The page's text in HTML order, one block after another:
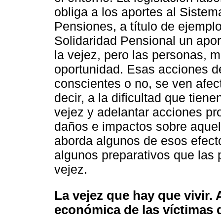
obliga a los aportes al
Pensiones, a título de
Solidaridad Pensional un
la vejez, pero las personas,
oportunidad. Esas acciones
conscientes o no, se ven
decir, a la dificultad que
vejez y adelantar acciones
daños e impactos sobre
aborda algunos de esos
algunos preparativos que las
vejez.
La vejez que hay que vivir.
económica de las